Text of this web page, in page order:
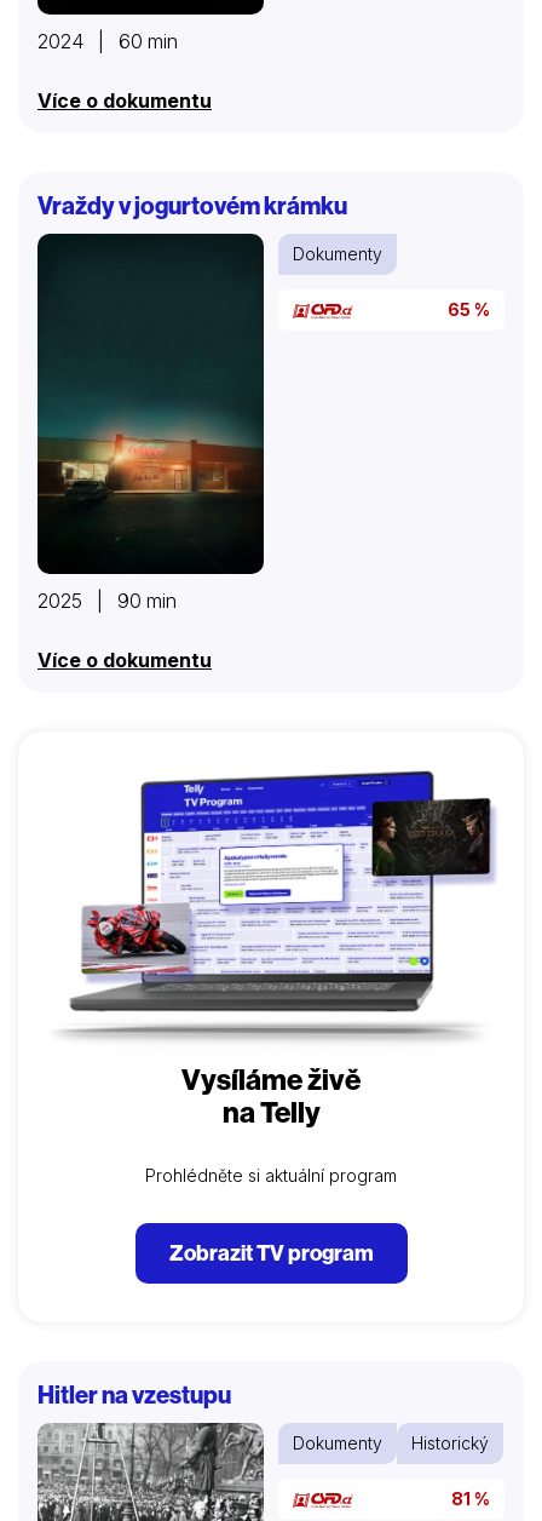
2024 | 60 min
Více o dokumentu
Vraždy v jogurtovém krámku
Dokumenty
65 %
2025 | 90 min
Více o dokumentu
Vysíláme živě
na Telly
Prohlédněte si aktuální program
Zobrazit TV program
Hitler na vzestupu
Dokumenty Historický
81 %